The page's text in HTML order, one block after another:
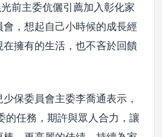
前主委伉儷引薦加入彰化家
，想起自己小時候的成長經
擁有的生活，也不吝於回饋
保委員會主委李喬通表示，
的任務，期許與眾人合力，讓